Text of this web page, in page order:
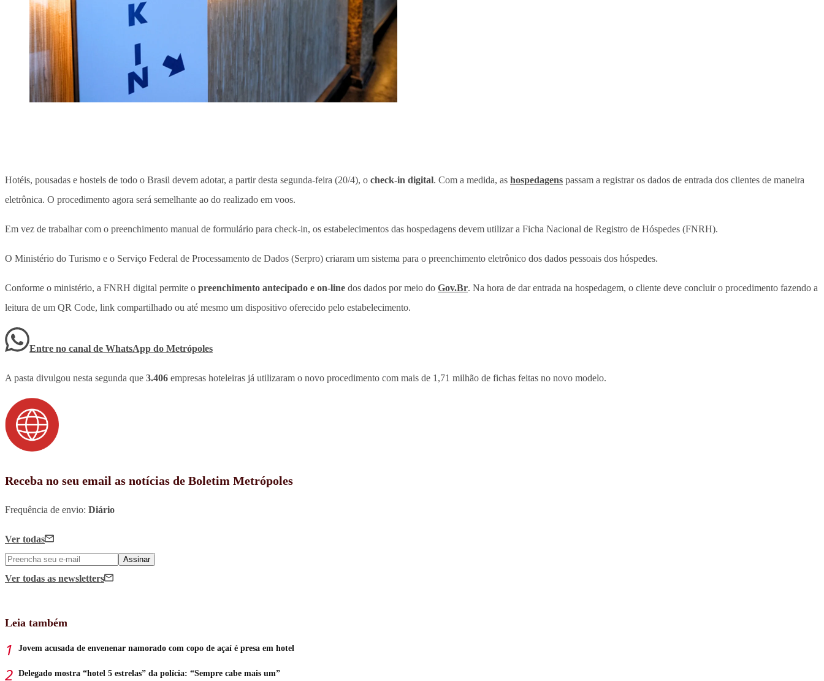
Hotéis, pousadas e hostels de todo o Brasil devem adotar, a partir desta segunda-feira (20/4), o check-in digital. Com a medida, as hospedagens passam a registrar os dados de entrada dos clientes de maneira
eletrônica. O procedimento agora será semelhante ao do realizado em voos.
Em vez de trabalhar com o preenchimento manual de formulário para check-in, os estabelecimentos das hospedagens devem utilizar a Ficha Nacional de Registro de Hóspedes (FNRH).
O Ministério do Turismo e o Serviço Federal de Processamento de Dados (Serpro) criaram um sistema para o preenchimento eletrônico dos dados pessoais dos hóspedes.
Conforme o ministério, a FNRH digital permite o preenchimento antecipado e on-line dos dados por meio do Gov.Br. Na hora de dar entrada na hospedagem, o cliente deve concluir o procedimento fazendo a
leitura de um QR Code, link compartilhado ou até mesmo um dispositivo oferecido pelo estabelecimento.
Entre no canal de WhatsApp do Metrópoles
A pasta divulgou nesta segunda que 3.406 empresas hoteleiras já utilizaram o novo procedimento com mais de 1,71 milhão de fichas feitas no novo modelo.
Receba no seu email as notícias de Boletim Metrópoles
Frequência de envio: Diário
Ver todas
Assinar
Ver todas as newsletters
Leia também
Jovem acusada de envenenar namorado com copo de açaí é presa em hotel
Delegado mostra “hotel 5 estrelas” da polícia: “Sempre cabe mais um”